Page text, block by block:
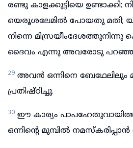
രണ്ടു കാളക്കുട്ടിയെ ഉണ്ടാക്കി;
യെരൂശലേമിൽ പോയതു മതി;
നിന്നെ മിസ്രയീംദേശത്തുനിന്നു
ദൈവം എന്നു അവരോടു
29 അവൻ ഒന്നിനെ ബേഥേലിലും
പ്രതിഷ്ഠിച്ചു.
30 ഈ കാര്യം
ഒന്നിന്റെ മുമ്പിൽ